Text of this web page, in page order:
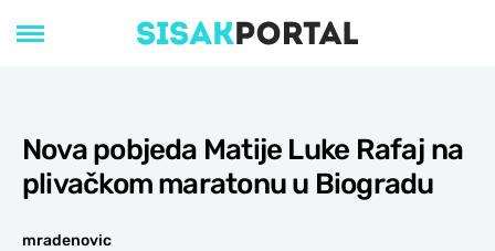
Nova pobjeda Matije Luke Rafaj na
plivačkom maratonu u Biogradu
mradenovic